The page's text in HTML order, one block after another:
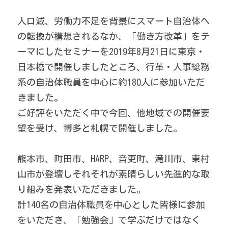
人口減、労働力不足を背景にスマート自治体へ
の転換が構想されるなか、「働き方改革」をテ
ーマにしたセミナーを2019年8月21日に東京・
日本橋で開催しましたところ、行革・人事総務
系の自治体職員を中心に約180人に参加いただ
きました。
ご好評をいただく中で今回、他地域での開催要
望を受け、博多と札幌で開催しました。
熊本市、町田市、HARP、音更町、滝川市、東村
山市が登壇しそれぞれが素晴らしい先進的な取
り組みを発表いただきました。
計140名の自治体職員を中心とした皆様に参加
をいただき、「勉強会」で学ぶだけではなく